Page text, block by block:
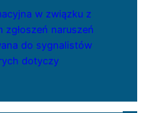
w związku z
zgłoszeń naruszeń
do sygnalistów
dotyczy